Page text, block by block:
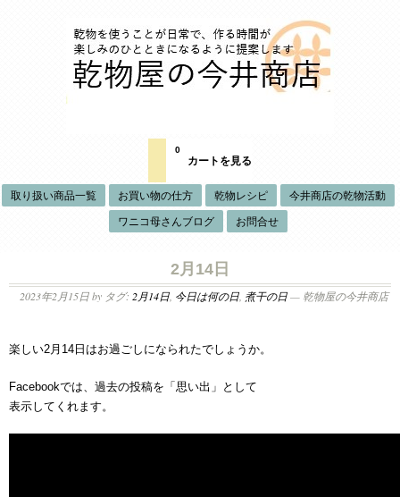
カートを見る
0
取り扱い商品一覧 お買い物の仕方 乾物レシピ 今井商店の乾物活動
ワニコ母さんブログ お問合せ
2月14日
2023年2月15日by タグ: 2月14日 今日は何の日 煮干の日— 乾物屋の今井商店
楽しい2月14日はお過ごしになられたでしょうか。
Facebookでは、過去の投稿を「思い出」として
表示してくれます。